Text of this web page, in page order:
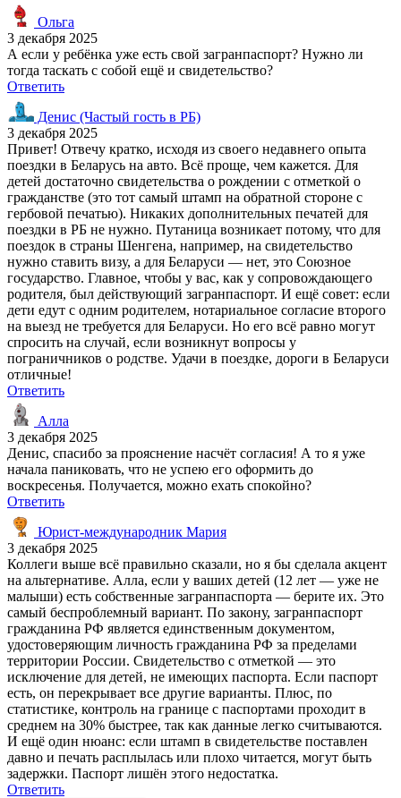
Ольга
3 декабря 2025
А если у ребёнка уже есть свой загранпаспорт? Нужно ли
тогда таскать с собой ещё и свидетельство?
Ответить
Денис (Частый гость в РБ)
3 декабря 2025
Привет! Отвечу кратко, исходя из своего недавнего опыта
поездки в Беларусь на авто. Всё проще, чем кажется. Для
детей достаточно свидетельства о рождении с отметкой о
гражданстве (это тот самый штамп на обратной стороне с
гербовой печатью). Никаких дополнительных печатей для
поездки в РБ не нужно. Путаница возникает потому, что для
поездок в страны Шенгена, например, на свидетельство
нужно ставить визу, а для Беларуси — нет, это Союзное
государство. Главное, чтобы у вас, как у сопровождающего
родителя, был действующий загранпаспорт. И ещё совет: если
дети едут с одним родителем, нотариальное согласие второго
на выезд не требуется для Беларуси. Но его всё равно могут
спросить на случай, если возникнут вопросы у
пограничников о родстве. Удачи в поездке, дороги в Беларуси
отличные!
Ответить
Алла
3 декабря 2025
Денис, спасибо за прояснение насчёт согласия! А то я уже
начала паниковать, что не успею его оформить до
воскресенья. Получается, можно ехать спокойно?
Ответить
Юрист-международник Мария
3 декабря 2025
Коллеги выше всё правильно сказали, но я бы сделала акцент
на альтернативе. Алла, если у ваших детей (12 лет — уже не
малыши) есть собственные загранпаспорта — берите их. Это
самый беспроблемный вариант. По закону, загранпаспорт
гражданина РФ является единственным документом,
удостоверяющим личность гражданина РФ за пределами
территории России. Свидетельство с отметкой — это
исключение для детей, не имеющих паспорта. Если паспорт
есть, он перекрывает все другие варианты. Плюс, по
статистике, контроль на границе с паспортами проходит в
среднем на 30% быстрее, так как данные легко считываются.
И ещё один нюанс: если штамп в свидетельстве поставлен
давно и печать расплылась или плохо читается, могут быть
задержки. Паспорт лишён этого недостатка.
Ответить